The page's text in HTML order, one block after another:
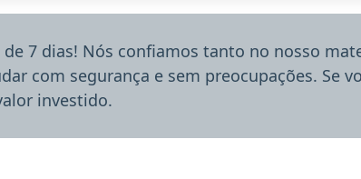
de 7 dias! Nós confiamos tanto no nosso
com segurança e sem preocupações. Se
investido.